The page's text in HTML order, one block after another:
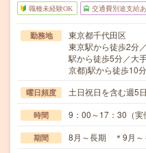
職種未経験OK 交通費別途支給
勤務地
東京都千代田区
東京駅から徒歩2分
駅から徒歩5分／大
京都)駅から徒歩10分
曜日頻度 土日祝日を含む週5
時間 9：00～17：30（実
期間 8月～長期 ＊9月～